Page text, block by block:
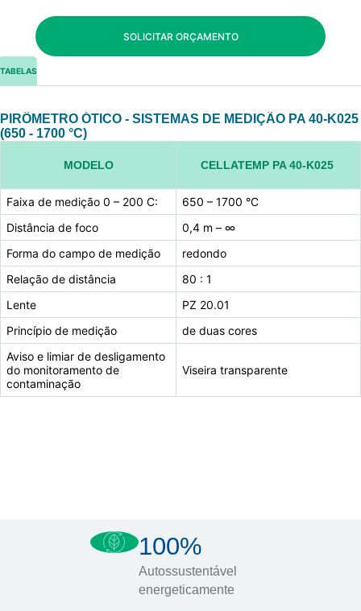
SOLICITAR ORÇAMENTO
TABELAS
PIRÔMETRO ÓTICO - SISTEMAS DE MEDIÇÃO PA 40-K025
(650 - 1700 °C)
MODELO CELLATEMP PA 40-K025
Faixa de medição 0 – 200 C:
650 – 1700 °C
Distância de foco
0,4 m – ∞
Forma do campo de medição
redondo
Relação de distância
80 : 1
Lente
PZ 20.01
Princípio de medição
de duas cores
Aviso e limiar de desligamento
do monitoramento de
contaminação
Viseira transparente
100%
Autossustentável
energeticamente